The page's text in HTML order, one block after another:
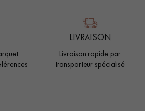
LIVRAISON
Livraison rapide par
transporteur spécialisé